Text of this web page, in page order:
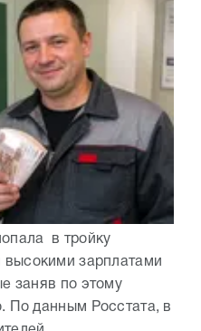
в тройку
зарплатами
заняв по этому
По данным Росстата, в